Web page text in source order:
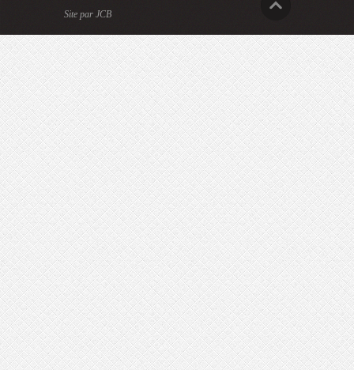
Site par JCB